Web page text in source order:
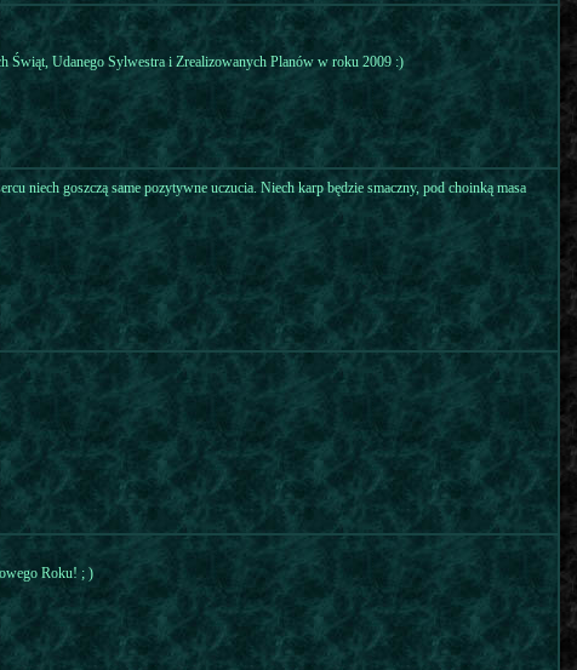
Świąt, Udanego Sylwestra i Zrealizowanych Planów w roku 2009 :)
niech goszczą same pozytywne uczucia. Niech karp będzie smaczny, pod choinką masa
Roku! ; )